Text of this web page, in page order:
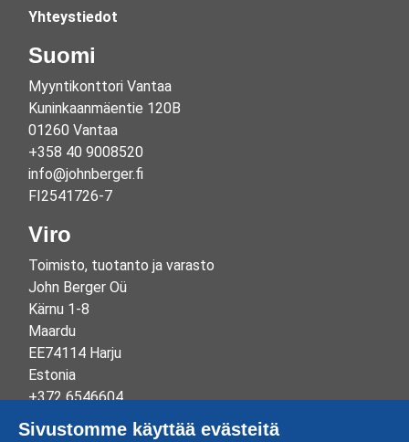
Yhteystiedot
Suomi
Myyntikonttori Vantaa
Kuninkaanmäentie 120B
01260 Vantaa
+358 40 9008520
info@johnberger.fi
FI2541726-7
Viro
Toimisto, tuotanto ja varasto
John Berger Oü
Kärnu 1-8
Maardu
EE74114 Harju
Estonia
+372 6546604
info@johnberger.ee
Sivustomme käyttää evästeitä